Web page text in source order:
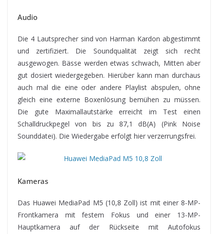
Audio
Die 4 Lautsprecher sind von Harman Kardon abgestimmt
und zertifiziert. Die Soundqualität zeigt sich recht
ausgewogen. Bässe werden etwas schwach, Mitten aber
gut dosiert wiedergegeben. Hierüber kann man durchaus
auch mal die eine oder andere Playlist abspulen, ohne
gleich eine externe Boxenlösung bemühen zu müssen.
Die gute Maximallautstärke erreicht im Test einen
Schalldruckpegel von bis zu 87,1 dB(A) (Pink Noise
Sounddatei). Die Wiedergabe erfolgt hier verzerrungsfrei.
Kameras
Das Huawei MediaPad M5 (10,8 Zoll) ist mit einer 8-MP-
Frontkamera mit festem Fokus und einer 13-MP-
Hauptkamera auf der Rückseite mit Autofokus